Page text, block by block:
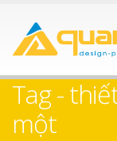
Tag -
một